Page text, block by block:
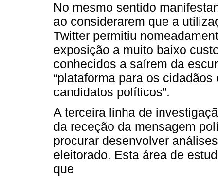
No mesmo sentido
ao considerarem que a
Twitter permitiu
exposição a muito baixo
conhecidos a saírem da
“plataforma para os
candidatos políticos”.
A terceira linha de
da receção da mensagem
procurar desenvolver
eleitorado. Esta área de
que